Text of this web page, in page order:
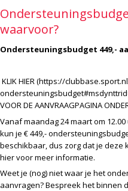
waarvoor?
Ondersteuningsbudget 449,-
KLIK HIER (https://
VOOR DE AANVRAAGPAGINA
Vanaf maandag 24 maart om
kun je € 449,-
beschikbaar, dus zorg dat je deze
hier voor meer informatie.
Weet je (nog) niet waar je het
aanvragen? Bespreek het binnen